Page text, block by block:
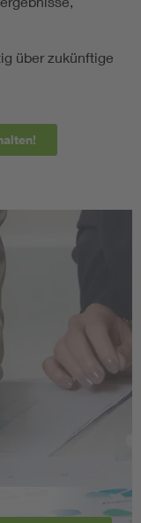
über zukünftige